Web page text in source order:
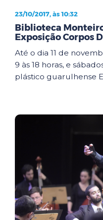
23/10/2017, às 10:32
Biblioteca
Exposição Corpos
Até o dia 11 de
9 às 18 horas, e
plástico guarulhense